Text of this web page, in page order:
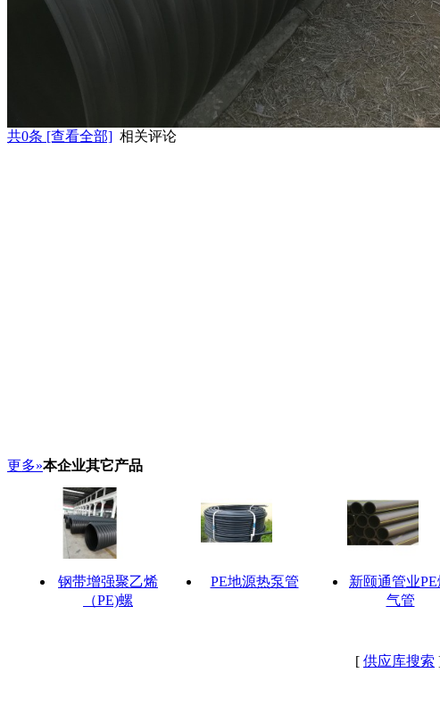
共0条 [查看全部] 相关评论
更多»本企业其它产品
钢带增强聚乙烯
（PE)螺
PE地源热泵管
新颐通管业
气管
[ 供应库搜索